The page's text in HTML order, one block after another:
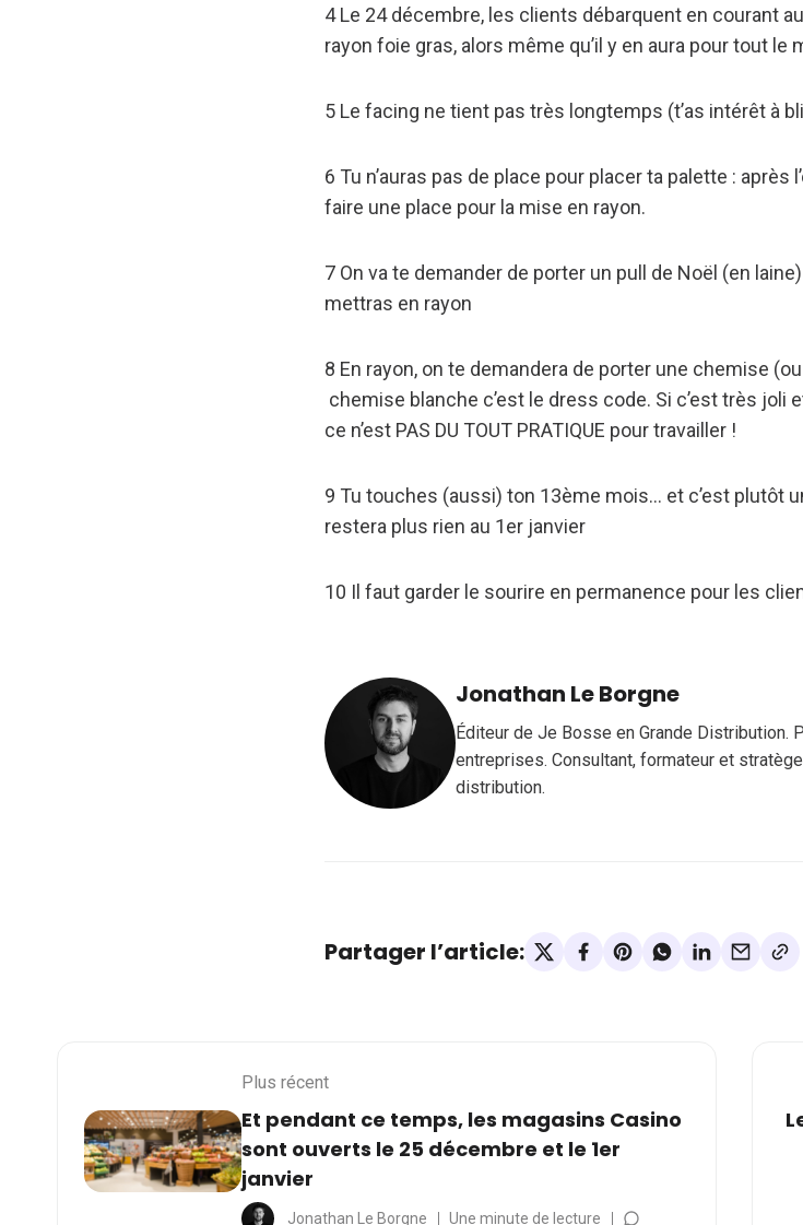
4 Le 24 décembre, les clients débarquent en courant
rayon foie gras, alors même qu’il y en aura pour tout le
5 Le facing ne tient pas très longtemps (t’as intérêt à
6 Tu n’auras pas de place pour placer ta palette : après
faire une place pour la mise en rayon.
7 On va te demander de porter un pull de Noël (en
mettras en rayon
8 En rayon, on te demandera de porter une chemise
chemise blanche c’est le dress code. Si c’est très joli
ce n’est PAS DU TOUT PRATIQUE pour travailler !
9 Tu touches (aussi) ton 13ème mois… et c’est plutôt
restera plus rien au 1er janvier
10 Il faut garder le sourire en permanence pour les
Jonathan Le Borgne
Éditeur de Je Bosse en Grande Distribution.
entreprises. Consultant, formateur et
distribution.
Partager l’article:
Plus récent
Et pendant ce temps, les magasins Casino
sont ouverts le 25 décembre et le 1er
janvier
Jonathan Le Borgne Une minute de lecture